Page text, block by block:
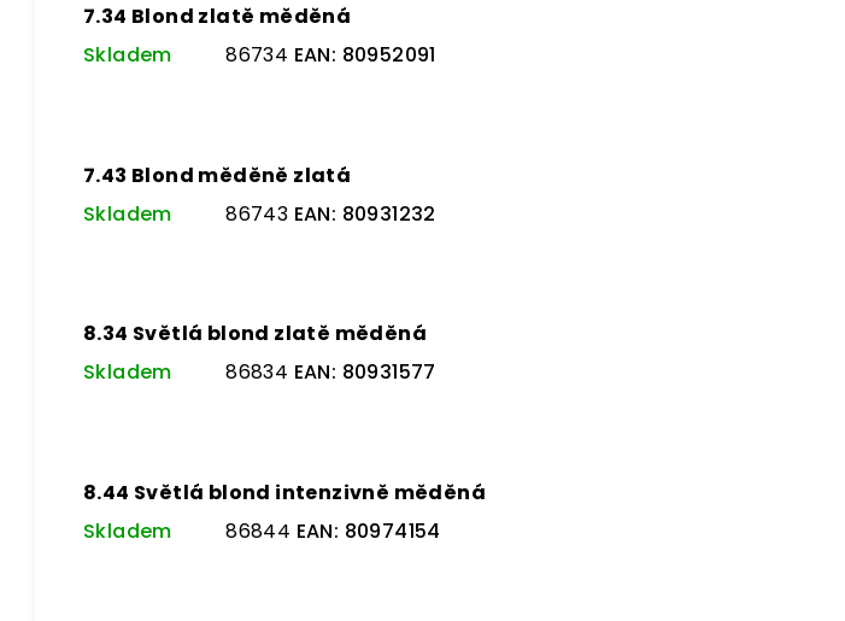
7.34 Blond zlatě měděná
Skladem
86734 EAN: 80952091
7.43 Blond měděně zlatá
Skladem
86743 EAN: 80931232
8.34 Světlá blond zlatě měděná
Skladem
86834 EAN: 80931577
8.44 Světlá blond intenzivně měděná
Skladem
86844 EAN: 80974154